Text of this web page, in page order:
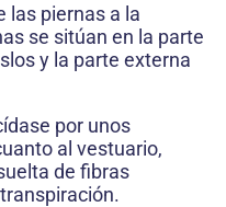
las piernas a la
se sitúan en la parte
y la parte externa
por unos
al vestuario,
de fibras